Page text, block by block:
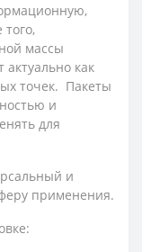
массы
актуально как
точек. Пакеты
и
для
и
применения.